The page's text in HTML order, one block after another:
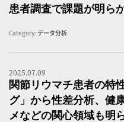
患者調査で課題が明ら
Category: データ分析
2025.07.09
関節リウマチ患者の特
グ」から性差分析、健
メなどの関心領域も明